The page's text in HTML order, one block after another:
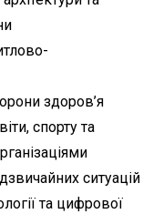
здоров’я
спорту та
ситуацій
та цифрової